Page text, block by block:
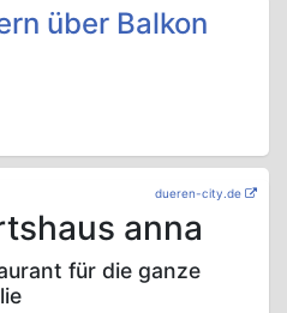
über Balkon
dueren-city.de
anna
für die ganze